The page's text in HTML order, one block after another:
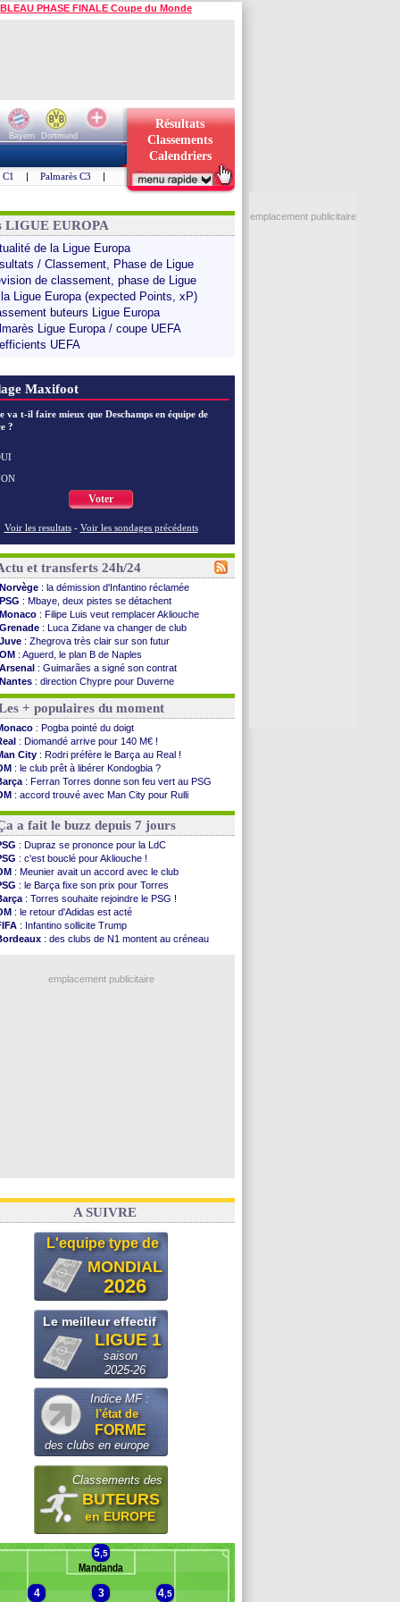
PHASE FINALE Coupe du Monde
Bayern
Dortmund
Résultats
Classements
Calendriers
C1 | Palmarès C3 |
LIGUE EUROPA
de la Ligue Europa
/ Classement, Phase de Ligue
de classement, phase de Ligue
Ligue Europa (expected Points, xP)
buteurs Ligue Europa
Ligue Europa / coupe UEFA
UEFA
Maxifoot
va t-il faire mieux que Deschamps en équipe de
?
Voter
Voir les resultats - Voir les sondages précédents
et transferts 24h/24
Norvège : la démission d'Infantino réclamée
PSG : Mbaye, deux pistes se détachent
Monaco : Filipe Luis veut remplacer Akliouche
Grenade : Luca Zidane va changer de club
Juve : Zhegrova très clair sur son futur
OM : Aguerd, le plan B de Naples
Arsenal : Guimarães a signé son contrat
Nantes : direction Chypre pour Duverne
Monaco: le remplaçant d'Akliouche en ...
Man Utd: Bayindir signe au Celta (officiel)
City: Enzo Fernandez pour l'après-Rodri ?
: l'option Monaco pour Lukaku !
OM : Lucas Perri a été approché
PSG: le coach de l'Ajax insiste pour Godts
PSG: une 2e offre en préparation pour Godts
Francfort: Dina Ebimbe signe à Schalke (off.)
Strasbourg: Saïdou Sow prêté à Nantes (off.)
Monaco: Filipe Luis aimerait garder Balogun
Dortmund : Newcastle est prévenu pour Nmecha
Barça: première offre à 45 M€ pour Rodri ?
Argentine: le soutien très appuyé à Infantino
Tottenham: Van de Ven va prolonger
Barça: l'agent de Rodri confirme !
: la CAF soutient Infantino
Voir les brèves précédentes
+ populaires du moment
: Pogba pointé du doigt
: Diomandé arrive pour 140 M€ !
City : Rodri préfère le Barça au Real !
: le club prêt à libérer Kondogbia ?
: Ferran Torres donne son feu vert au PSG
: accord trouvé avec Man City pour Rulli
: Luis Enrique satisfait malgré tout
a fait le buzz depuis 7 jours
: Dupraz se prononce pour la LdC
: c'est bouclé pour Akliouche !
: Meunier avait un accord avec le club
: le Barça fixe son prix pour Torres
: Torres souhaite rejoindre le PSG !
: le retour d'Adidas est acté
: Infantino sollicite Trump
: des clubs de N1 montent au créneau
emplacement publicitaire
A SUIVRE
L'equipe type de
MONDIAL
2026
Le meilleur effectif
LIGUE 1
saison
2025-26
Indice MF :
l'état de
FORME
des clubs en europe
Classements des
BUTEURS
en EUROPE
5 ,5
Mandanda
4
3
4 ,5
emplacement publicitaire